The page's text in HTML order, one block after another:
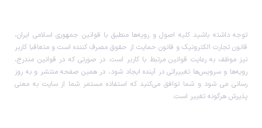
توجه داشته باشید کلیه اصول و رویه‏‌ها منطبق با قوانین جمهوری اسلامی ایران،
قانون تجارت الکترونیک و قانون حمایت از حقوق مصرف کننده است و متعاقبا کاربر
نیز موظف به رعایت قوانین مرتبط با کاربر است. در صورتی که در قوانین مندرج،
رویه‏‌ها و سرویس‏‌ها تغییراتی در آینده ایجاد شود، در همین صفحه منتشر و به روز
رسانی می شود و شما توافق می‏‌کنید که استفاده مستمر شما از سایت به معنی
پذیرش هرگونه تغییر است.